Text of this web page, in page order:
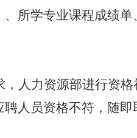
所学专业课程成绩
，人力资源部进行资
人员资格不符，随